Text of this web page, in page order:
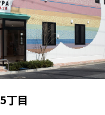
丁目